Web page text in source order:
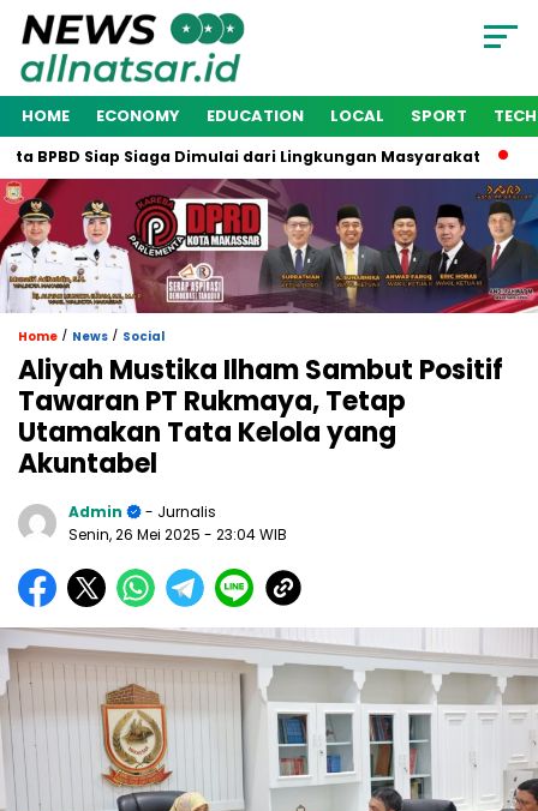
HOME ECONOMY EDUCATION LOCAL SPORT
Siap Siaga Dimulai dari Lingkungan Masyarakat
Home / News / Social
Aliyah Mustika Ilham Sambut Positif
Tawaran PT Rukmaya, Tetap
Utamakan Tata Kelola yang
Akuntabel
Admin
- Jurnalis
Senin, 26 Mei 2025 - 23:04 WIB